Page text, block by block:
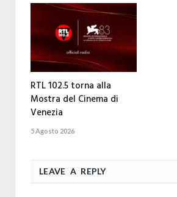
RTL 102.5 torna alla
Mostra del Cinema di
Venezia
5 Agosto 2026
LEAVE A REPLY